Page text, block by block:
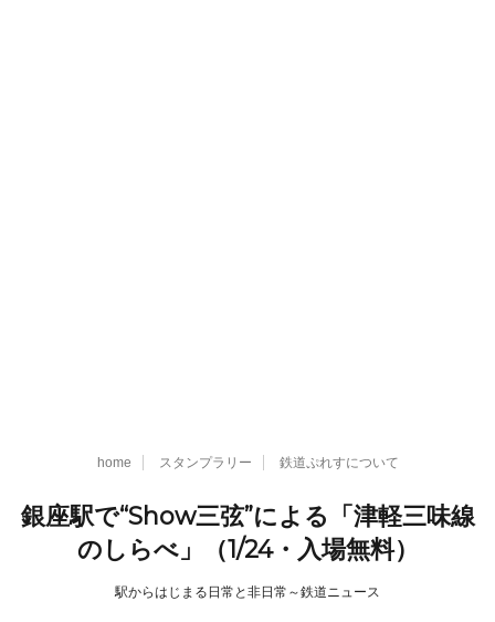
home スタンプラリー 鉄道ぷれすについて
銀座駅で“Show三弦”による「津軽三味線
のしらべ」（1/24・入場無料）
駅からはじまる日常と非日常～鉄道ニュース